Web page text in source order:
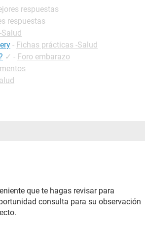
respuestas
respuestas
- Fichas prácticas -Salud
✓ - Foro embarazo
que te hagas revisar para
consulta para su observación